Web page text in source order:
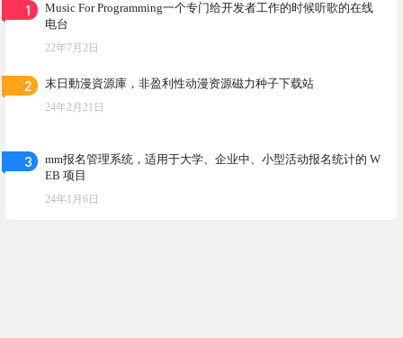
1
Music For Programming一个专门给开发者工作的时候听歌的在线
电台
22年7月2日
2 末日動漫資源庫，非盈利性动漫资源磁力种子下载站
24年2月21日
3
mm报名管理系统，适用于大学、企业中、小型活动报名统计的 W
EB 项目
24年1月6日